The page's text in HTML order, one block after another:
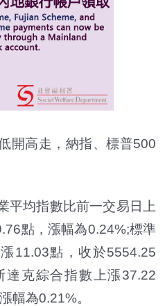
開高走，納指、標普500
平均指數比前一交易日上
點，漲幅為0.24%;標準
11.03點，收於5554.25
達克綜合指數上漲37.22
幅為0.21%。